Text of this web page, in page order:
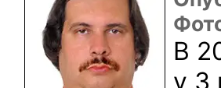
В
у 3